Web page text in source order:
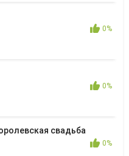
0%
0%
свадьба
0%